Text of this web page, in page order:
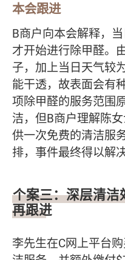
本会跟进
B商户向本会解释，
才开始进行除甲醛。
子，加上当日天气较
能干透，故表面会有
项除甲醛的服务范围
洁，但B商户理解陈
供一次免费的清洁服
排，事件最终得以解决
个案三：深层清洁
再跟进
李先生在C网上平台